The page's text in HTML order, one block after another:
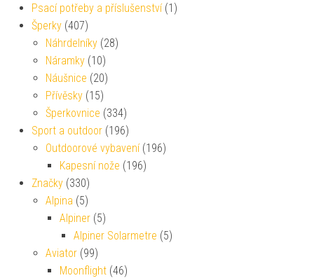
Psací potřeby a příslušenství (1)
Šperky (407)
Náhrdelníky (28)
Náramky (10)
Náušnice (20)
Přívěsky (15)
Šperkovnice (334)
Sport a outdoor (196)
Outdoorové vybavení (196)
Kapesní nože (196)
Značky (330)
Alpina (5)
Alpiner (5)
Alpiner Solarmetre (5)
Aviator (99)
Moonflight (46)